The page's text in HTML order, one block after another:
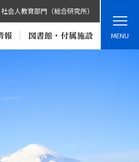
社会人教育部門（総合研究所）
報 図書館・付属施設 MENU